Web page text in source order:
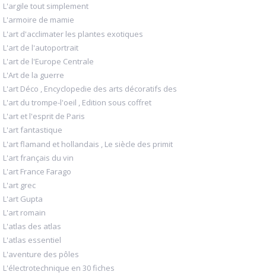
L'argile tout simplement
L'armoire de mamie
L'art d'acclimater les plantes exotiques
L'art de l'autoportrait
L'art de l'Europe Centrale
L'Art de la guerre
L'art Déco , Encyclopedie des arts décoratifs des
L'art du trompe-l'oeil , Edition sous coffret
L'art et l'esprit de Paris
L'art fantastique
L'art flamand et hollandais , Le siècle des primit
L'art français du vin
L'art France Farago
L'art grec
L'art Gupta
L'art romain
L'atlas des atlas
L'atlas essentiel
L'aventure des pôles
L'électrotechnique en 30 fiches